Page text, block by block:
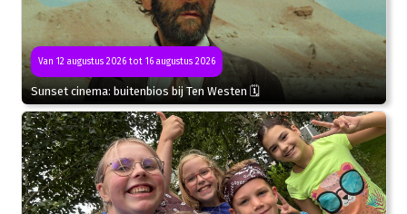
Van 12 augustus 2026 tot 16 augustus 2026
Sunset cinema: buitenbios bij Ten Westen 🗓